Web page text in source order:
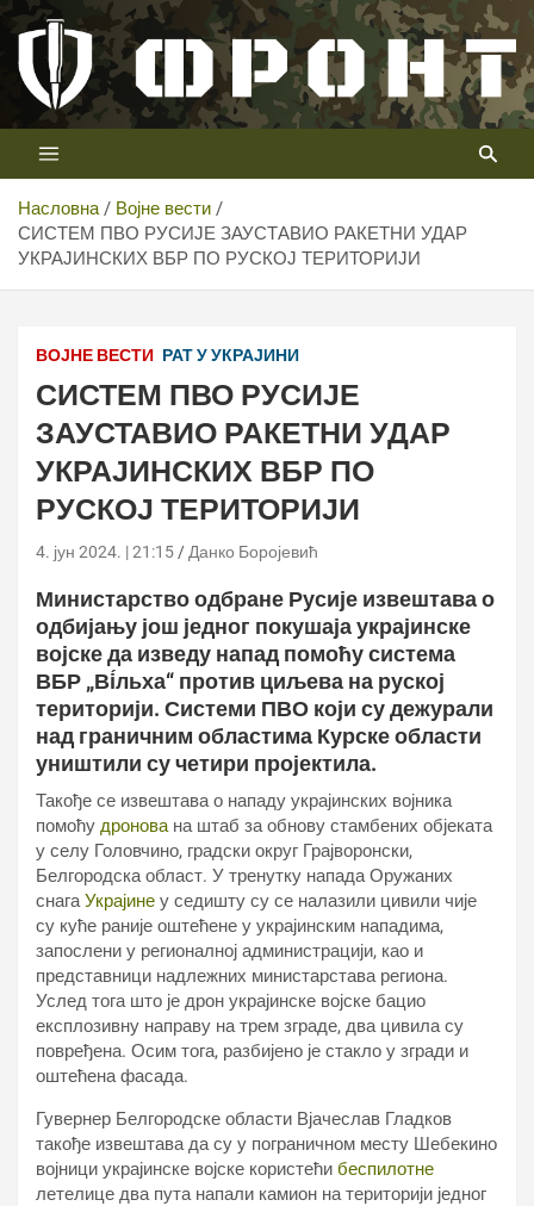
Скип
цонтент
Телевизија ФРОНТ
Први војни канал у Србији
Насловна
Војне вести
СИСТЕМ ПВО РУСИЈЕ ЗАУСТАВИО РАКЕТНИ УДАР
УКРАЈИНСКИХ ВБР ПО РУСКОЈ ТЕРИТОРИЈИ
ВОЈНЕ ВЕСТИ РАТ У УКРАЈИНИ
СИСТЕМ ПВО РУСИЈЕ
ЗАУСТАВИО РАКЕТНИ УДАР
УКРАЈИНСКИХ ВБР ПО
РУСКОЈ ТЕРИТОРИЈИ
4. јун 2024. | 21:15 Данко Боројевић
Министарство одбране Русије извештава о
одбијању још једног покушаја украјинске
војске да изведу напад помоћу система
ВБР „Ві́льха“ против циљева на руској
територији. Системи ПВО који су дежурали
над граничним областима Курске области
уништили су четири пројектила.
Такође се извештава о нападу украјинских војника
помоћу дронована штаб за обнову стамбених објеката
у селу Головчино, градски округ Грајворонски,
Белгородска област. У тренутку напада Оружаних
снагаУкрајине у седишту су се налазили цивили чије
су куће раније оштећене у украјинским нападима,
запослени у регионалној администрацији, као и
представници надлежних министарстава региона.
Услед тога што је дрон украјинске војске бацио
експлозивну направу на трем зграде, два цивила су
повређена. Осим тога, разбијено је стакло у згради и
оштећена фасада.
Гувернер Белгородске области Вјачеслав Гладков
такође извештава да су у пограничном месту Шебекино
војници украјинске војске користећи беспилотне
летелице два пута напали камион на територији једног